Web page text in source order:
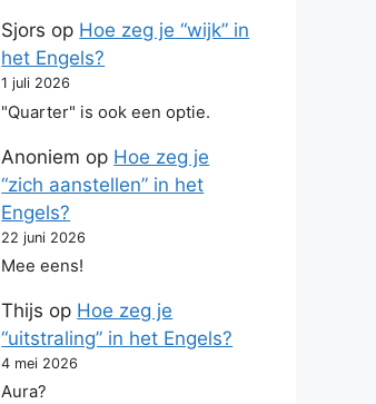
Sjors op Hoe zeg je “wijk” in
het Engels?
1 juli 2026
"Quarter" is ook een optie.
Anoniem op Hoe zeg je
“zich aanstellen” in het
Engels?
22 juni 2026
Mee eens!
Thijs op Hoe zeg je
“uitstraling” in het Engels?
4 mei 2026
Aura?